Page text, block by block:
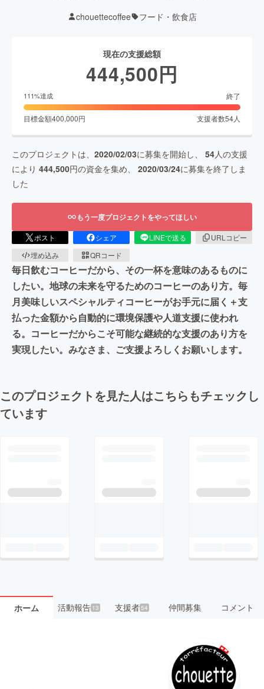
chouettecoffee フード・飲食店
現在の支援総額
444,500円
111%達成 終了
目標金額400,000円 支援者数54人
このプロジェクトは、 2020/02/03に募集を開始し、 54人の支援
により 444,500円の資金を集め、 2020/03/24に募集を終了しま
した
もう一度プロジェクトをやってほしい
ポスト シェア LINEで送る
URLコピー
埋め込み
QRコード
毎日飲むコーヒーだから、その一杯を意味のあるものに
したい。地球の未来を守るためのコーヒーのあり方。毎
月美味しいスペシャルティコーヒーがお手元に届く＋支
払った金額から自動的に環境保護や人道支援に使われ
る。コーヒーだからこそ可能な継続的な支援のあり方を
実現したい。みなさま、ご支援よろしくお願いします。
このプロジェクトを見た人はこちらもチェックし
ています
ホーム 活動報告13 支援者54 仲間募集 コメント